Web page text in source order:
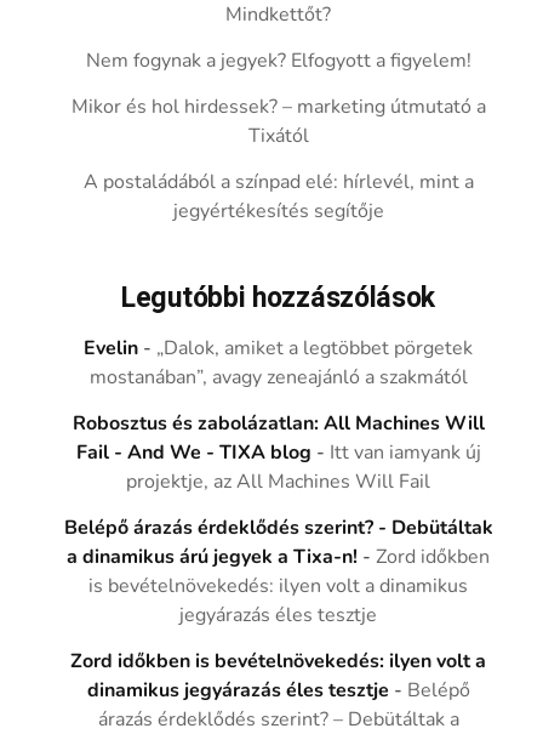
Mindkettőt?
Nem fogynak a jegyek? Elfogyott a figyelem!
Mikor és hol hirdessek? – marketing útmutató a
Tixától
A postaládából a színpad elé: hírlevél, mint a
jegyértékesítés segítője
Legutóbbi hozzászólások
Evelin - „Dalok, amiket a legtöbbet pörgetek
mostanában”, avagy zeneajánló a szakmától
Robosztus és zabolázatlan: All Machines Will
Fail - And We - TIXA blog - Itt van iamyank új
projektje, az All Machines Will Fail
Belépő árazás érdeklődés szerint? - Debütáltak
a dinamikus árú jegyek a Tixa-n! -Zord időkben
is bevételnövekedés: ilyen volt a dinamikus
jegyárazás éles tesztje
Zord időkben is bevételnövekedés: ilyen volt a
dinamikus jegyárazás éles tesztje - Belépő
árazás érdeklődés szerint? – Debütáltak a